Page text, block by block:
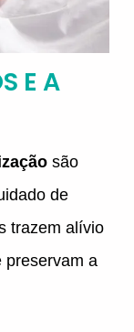
E A
são
de
trazem alívio
preservam a